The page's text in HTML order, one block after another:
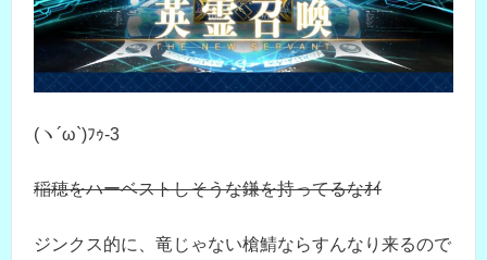
(ヽ´ω`)ﾌｩ-3
稲穂をハーベストしそうな鎌を持ってるなｵｲ
ジンクス的に、竜じゃない槍鯖ならすんなり来るので